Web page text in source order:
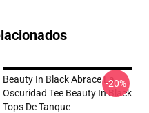
Beauty In Black Abrace La
Oscuridad Tee Beauty In Black
Tops De Tanque
-20%